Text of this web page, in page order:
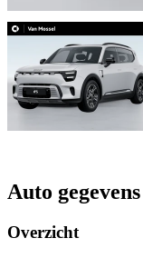
Auto gegevens
Overzicht